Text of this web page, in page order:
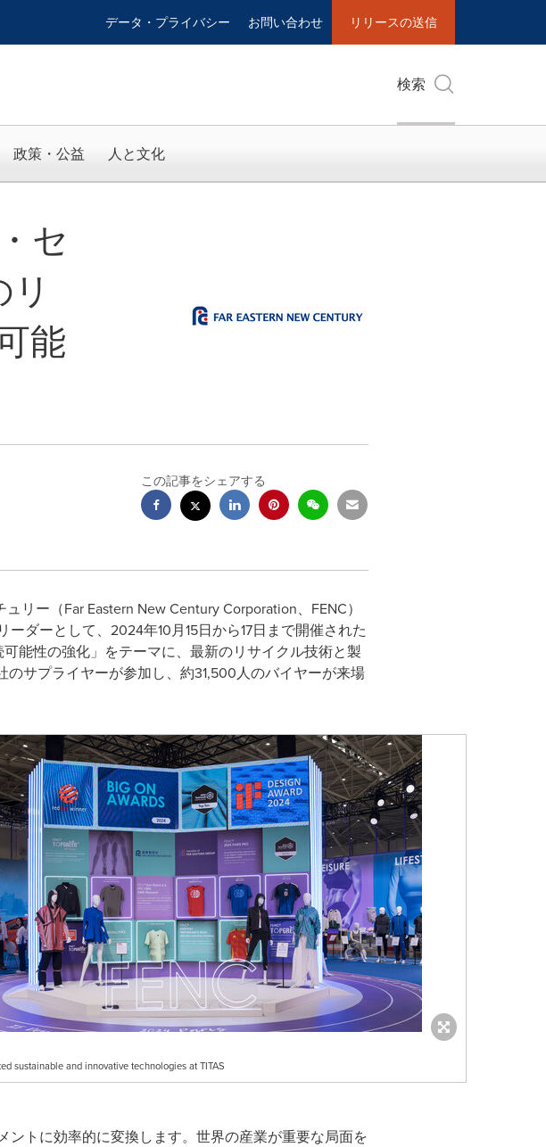
データ・プライバシー お問い合わせ リリースの送信
検索
政策・公益 人と文化
セ
能
この記事をシェアする
リー（Far Eastern New Century Corporation、FENC）
ダーとして、2024年10月15日から17日まで開催された
能性の強化」をテーマに、最新のリサイクル技術と製
のサプライヤーが参加し、約31,500人のバイヤーが来場
sustainable and innovative technologies at TITAS
トに効率的に変換します。世界の産業が重要な局面を